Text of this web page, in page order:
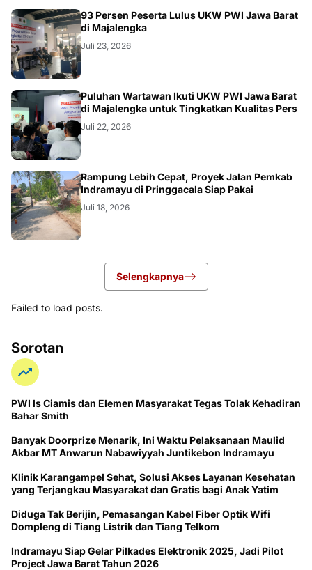
93 Persen Peserta Lulus UKW PWI Jawa Barat
di Majalengka
Juli 23, 2026
Puluhan Wartawan Ikuti UKW PWI Jawa Barat
di Majalengka untuk Tingkatkan Kualitas Pers
Juli 22, 2026
LOKAL
Rampung Lebih Cepat, Proyek Jalan Pemkab
Indramayu di Pringgacala Siap Pakai
Juli 18, 2026
Selengkapnya
Failed to load posts.
Sorotan
PWI ls Ciamis dan Elemen Masyarakat Tegas Tolak Kehadiran
Bahar Smith
Banyak Doorprize Menarik, Ini Waktu Pelaksanaan Maulid
Akbar MT Anwarun Nabawiyyah Juntikebon Indramayu
Klinik Karangampel Sehat, Solusi Akses Layanan Kesehatan
yang Terjangkau Masyarakat dan Gratis bagi Anak Yatim
Diduga Tak Berijin, Pemasangan Kabel Fiber Optik Wifi
Dompleng di Tiang Listrik dan Tiang Telkom
Indramayu Siap Gelar Pilkades Elektronik 2025, Jadi Pilot
Project Jawa Barat Tahun 2026